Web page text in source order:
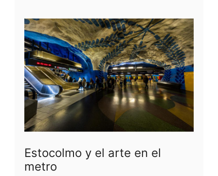
Estocolmo y el arte en el
metro